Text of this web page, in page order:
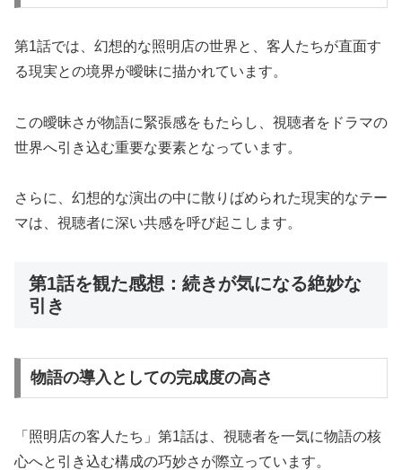
第1話では、幻想的な照明店の世界と、客人たちが直面す
る現実との境界が曖昧に描かれています。
この曖昧さが物語に緊張感をもたらし、視聴者をドラマの
世界へ引き込む重要な要素となっています。
さらに、幻想的な演出の中に散りばめられた現実的なテー
マは、視聴者に深い共感を呼び起こします。
第1話を観た感想：続きが気になる絶妙な
引き
物語の導入としての完成度の高さ
「照明店の客人たち」第1話は、視聴者を一気に物語の核
心へと引き込む構成の巧妙さが際立っています。